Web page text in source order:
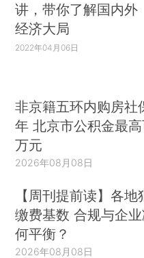
讲，带你了解国内外
经济大局
2022年04月06日
非京籍五环内购房社
年 北京市公积金最
万元
2026年08月08日
【周刊提前读】各地
缴费基数 合规与企
何平衡？
2026年08月08日